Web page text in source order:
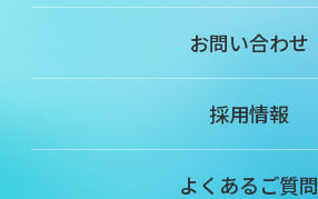
お問い合わせ
採用情報
よくあるご質問